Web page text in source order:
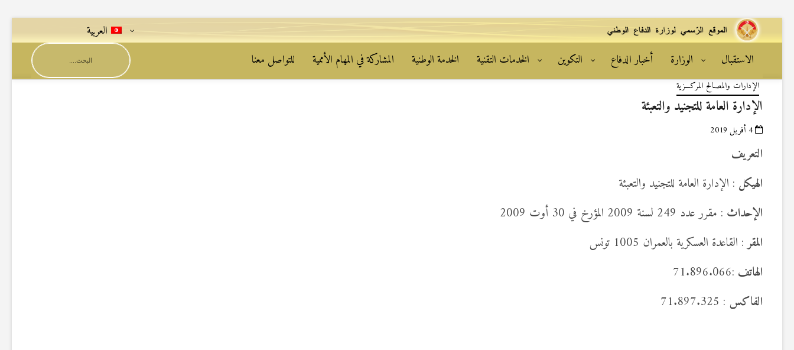
العربية
الاستقبال
الوزارة أخبار الدفاع التكوين الخدمات التقنية الخدمة الوطنية المشاركة في المهام الأممية للتواصل معنا
الإدارات والمصـالح المركـــزية
الإدارة العامة للتجنيد والتعبئة
4 أفريل 2019
التعريف
الهيكل : الإدارة العامة للتجنيد والتعبئة
الإحداث : مقرر عدد 249 لسنة 2009 المؤرخ في 30 أوت 2009
المقر: القاعدة العسكرية بالعمران 1005 تونس
الهاتف :71.896.066
الفاكس : 71.897.325